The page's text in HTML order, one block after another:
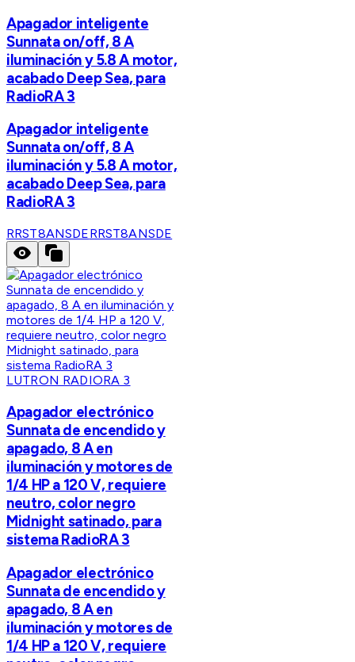
Apagador inteligente
Sunnata on/off, 8 A
iluminación y 5.8 A motor,
acabado Deep Sea, para
RadioRA 3
Apagador inteligente
Sunnata on/off, 8 A
iluminación y 5.8 A motor,
acabado Deep Sea, para
RadioRA 3
RRST8ANSDERRST8ANSDE
LUTRON RADIORA 3
Apagador electrónico
Sunnata de encendido y
apagado, 8 A en
iluminación y motores de
1/4 HP a 120 V, requiere
neutro, color negro
Midnight satinado, para
sistema RadioRA 3
Apagador electrónico
Sunnata de encendido y
apagado, 8 A en
iluminación y motores de
1/4 HP a 120 V, requiere